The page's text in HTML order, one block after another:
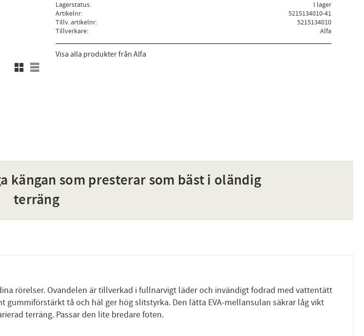
Rutnätsvy
Listvy
Lagerstatus
I lager
Artikelnr
5215134010-41
Tillv. artikelnr
5215134010
Tillverkare
Alfa
Visa alla produkter från Alfa
kängan som presterar som bäst i oländig
terräng
rörelser. Ovandelen är tillverkad i fullnarvigt läder och invändigt fodrad med vattentätt
gummiförstärkt tå och häl ger hög slitstyrka. Den lätta EVA-mellansulan säkrar låg vikt
terräng. Passar den lite bredare foten.